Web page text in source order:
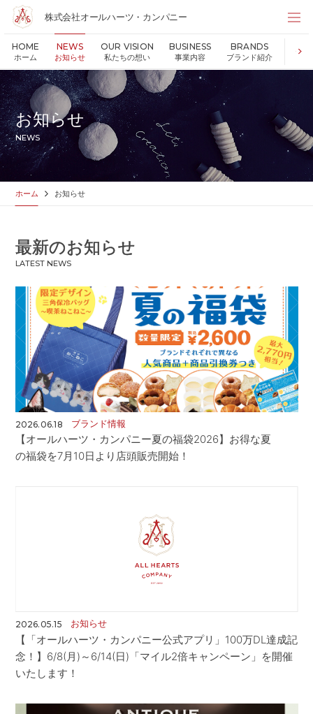
株式会社オールハーツ・カンパニー
HOME
ホーム
NEWS
お知らせ
OUR VISION
私たちの想い
BUSINESS
事業内容
BRANDS
ブランド紹介 持続
株式会社オールハーツ・カンパニー
店舗検索
HOME ホーム
NEWS お知らせ
OUR VISION 私たちの想い
MESSAGE 代表メッセージ
VALUES 企業理念
BUSINESS
SHOP
ABOUT US 企業情報
CONTACT お問い合わせ
APP 公式アプリ
PRIVACY POLICY プライバシーポリシー
RECRUIT 採用情報
お知らせ
NEWS
ホーム お知らせ
最新のお知らせ
LATEST NEWS
2026.06.18 ブランド情報
【オールハーツ・カンパニー夏の福袋2026】お得な夏
の福袋を7月10日より店頭販売開始！
2026.05.15 お知らせ
【「オールハーツ・カンパニー公式アプリ」100万DL達成記
念！】6/8(月)～6/14(日)「マイル2倍キャンペーン」を開催
いたします！